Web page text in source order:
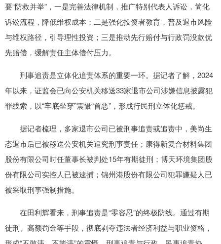
要“防救并举”，一是完善法律机制，推广特别代表人诉讼，简化
诉讼流程，降低维权成本；二是强化投资者教育，普及退市风险
与维权路径，引导理性投资；三是推动先行赔付与行政罚没款优
先赔偿，缓解责任主体偿付压力。
刑事追责是立体化追责体系的重要一环。据记者了解，2024
年以来，证监会已向公安机关移送33家退市公司涉嫌信息披露犯
罪线索，以“牢底坐穿”震慑“首恶”，形成行民刑立体化惩戒。
据记者梳理，多家退市公司已被刑事追责或追责中，美尚生
态退市后已被移送公安机关追究刑事责任；康得新复合材料集团
股份有限公司时任董事长被判处15年有期徒刑；博天环境集团股
份有限公司实控人已被逮捕；锦州港股份有限公司犯罪嫌疑人已
被采取刑事强制措施。
在田利辉看来，刑事追责是“零容忍”的终极防线。通过有期
徒刑、高额罚金等手段，彻底剥夺违法者经济利益与职业资格，